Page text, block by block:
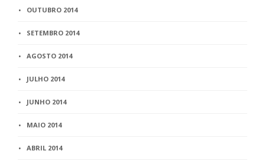
OUTUBRO 2014
SETEMBRO 2014
AGOSTO 2014
JULHO 2014
JUNHO 2014
MAIO 2014
ABRIL 2014